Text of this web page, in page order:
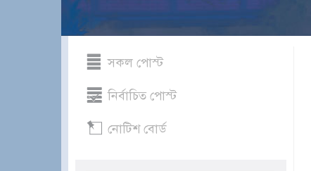
সকল পোস্ট
নির্বাচিত পোস্ট
নোটিশ বোর্ড